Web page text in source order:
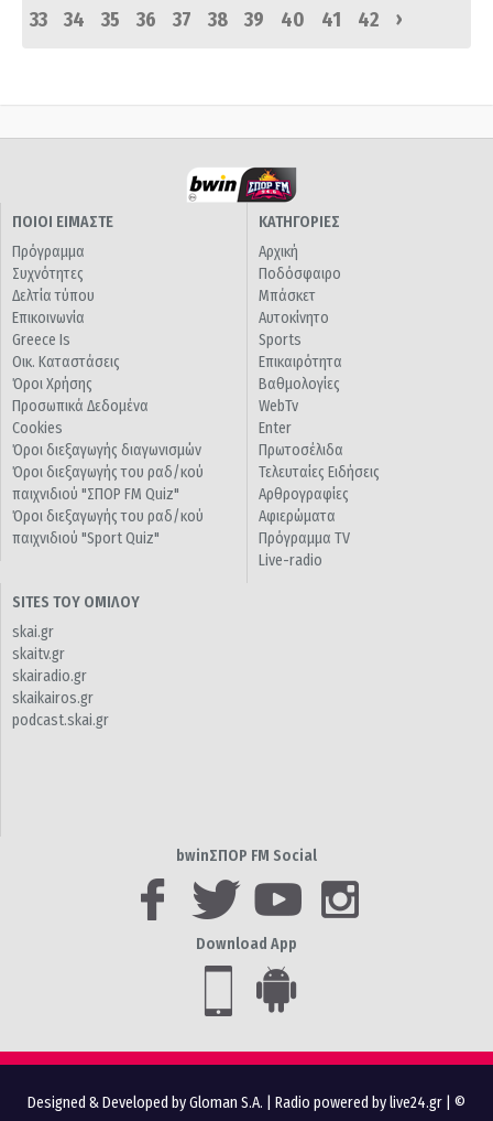
33
34 35 36 37 38 39 40 41 42 ›
ΠΟΙΟΙ ΕΙΜΑΣΤΕ
Πρόγραμμα
Συχνότητες
Δελτία τύπου
Επικοινωνία
Greece Is
Οικ. Καταστάσεις
Όροι Χρήσης
Προσωπικά Δεδομένα
Cookies
Όροι διεξαγωγής διαγωνισμών
Όροι διεξαγωγής του ραδ/κού
παιχνιδιού "ΣΠΟΡ FM Quiz"
Όροι διεξαγωγής του ραδ/κού
παιχνιδιού "Sport Quiz"
ΚΑΤΗΓΟΡΙΕΣ
Αρχική
Ποδόσφαιρο
Μπάσκετ
Αυτοκίνητο
Sports
Επικαιρότητα
Βαθμολογίες
WebTv
Enter
Πρωτοσέλιδα
Τελευταίες Ειδήσεις
Αρθρογραφίες
Αφιερώματα
Πρόγραμμα TV
Live-radio
SITES ΤΟΥ ΟΜΙΛΟΥ
skai.gr
skaitv.gr
skairadio.gr
skaikairos.gr
podcast.skai.gr
bwinΣΠΟΡ FM Social
Download App
Designed & Developed by Gloman S.A. Radio powered by live24.gr | ©